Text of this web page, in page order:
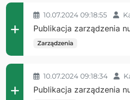
10.07.2024 09:18:55
Publikacja zarządzenia
Zarządzenia
10.07.2024 09:18:34
Publikacja zarządzenia